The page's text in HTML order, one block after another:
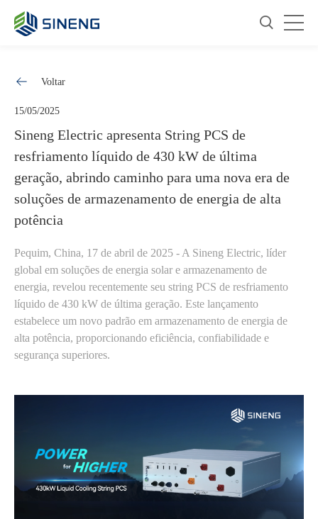
Voltar
15/05/2025
Sineng Electric apresenta String PCS de
resfriamento líquido de 430 kW de última
geração, abrindo caminho para uma nova era de
soluções de armazenamento de energia de alta
potência
Pequim, China, 17 de abril de 2025 - A Sineng Electric, líder
global em soluções de energia solar e armazenamento de
energia, revelou recentemente seu string PCS de resfriamento
líquido de 430 kW de última geração. Este lançamento
estabelece um novo padrão em armazenamento de energia de
alta potência, proporcionando eficiência, confiabilidade e
segurança superiores.